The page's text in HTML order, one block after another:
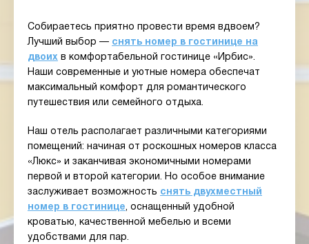
Собираетесь приятно провести время вдвоем?
Лучший выбор — снять номер в гостинице на
двоих в комфортабельной гостинице «Ирбис».
Наши современные и уютные номера обеспечат
максимальный комфорт для романтического
путешествия или семейного отдыха.
Наш отель располагает различными категориями
помещений: начиная от роскошных номеров класса
«Люкс» и заканчивая экономичными номерами
первой и второй категории. Но особое внимание
заслуживает возможность снять двухместный
номер в гостинице, оснащенный удобной
кроватью, качественной мебелью и всеми
удобствами для пар.